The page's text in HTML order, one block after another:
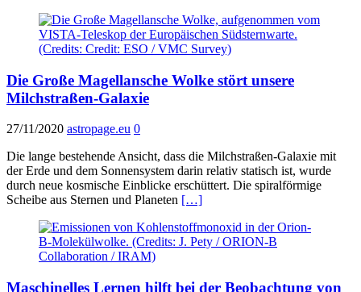
Die Große Magellansche Wolke stört unsere
Milchstraßen-Galaxie
27/11/2020 astropage.eu 0
Die lange bestehende Ansicht, dass die Milchstraßen-Galaxie mit
der Erde und dem Sonnensystem darin relativ statisch ist, wurde
durch neue kosmische Einblicke erschüttert. Die spiralförmige
Scheibe aus Sternen und Planeten […]
Maschinelles Lernen hilft bei der Beobachtung von